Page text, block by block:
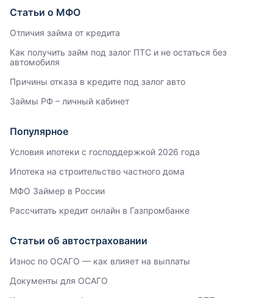
Статьи о МФО
Отличия займа от кредита
Как получить займ под залог ПТС и не остаться без
автомобиля
Причины отказа в кредите под залог авто
Займы РФ – личный кабинет
Популярное
Условия ипотеки с господдержкой 2026 года
Ипотека на строительство частного дома
МФО Займер в России
Рассчитать кредит онлайн в Газпромбанке
Статьи об автостраховании
Износ по ОСАГО — как влияет на выплаты
Документы для ОСАГО